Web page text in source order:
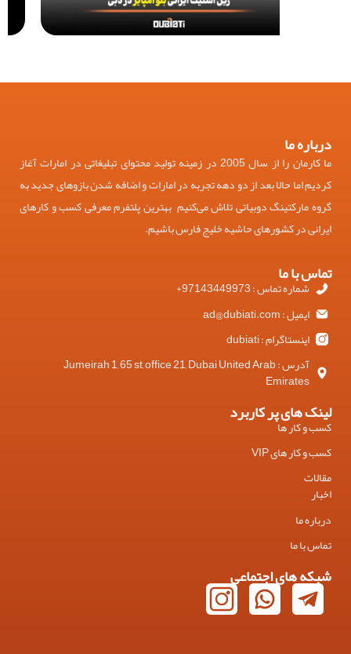
درباره ما
ما کارمان را از سال 2005 در زمینه تولید محتوای تبلیغاتی در امارات آغاز
کردیم اما حالا بعد از دو دهه تجربه در امارات و اضافه شدن بازوهای جدید به
گروه مارکتینگ دوبیاتی تلاش می‌کنیم بهترین پلتفرم معرفی کسب و کارهای
ایرانی در کشورهای حاشیه خلیج فارس باشیم.
تماس با ما
شماره تماس : 97143449973+
ایمیل : ad@dubiati.com
اینستاگرام : dubiati
آدرس : Jumeirah 1, 65 st, office 21, Dubai United Arab
Emirates
لینک های پر کاربرد
کسب و کار ها
کسب و کار های VIP
مقالات
اخبار
درباره ما
تماس با ما
شبکه های اجتماعی